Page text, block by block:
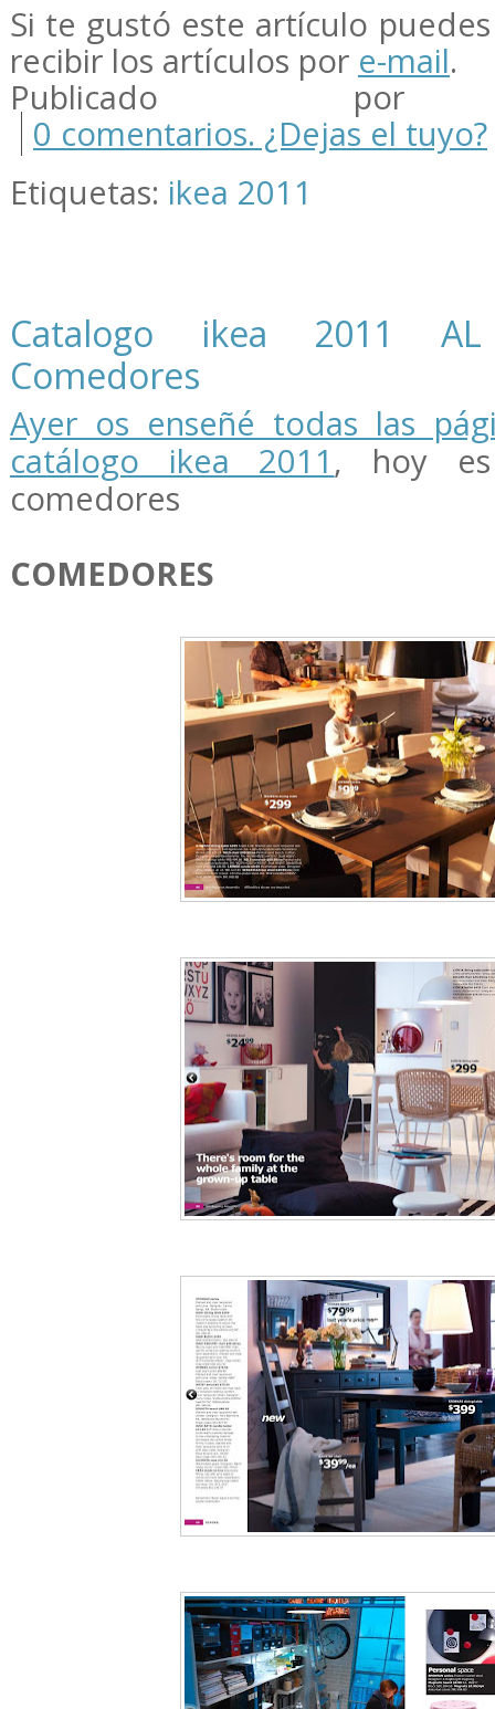
Si te gustó este artículo
recibir los artículos por e-mail.
Publicado por
0 comentarios. ¿Dejas el tuyo?
Etiquetas: ikea 2011
Catalogo ikea 2011 AL
Comedores
Ayer os enseñé todas las
catálogo ikea 2011 , hoy
comedores
COMEDORES